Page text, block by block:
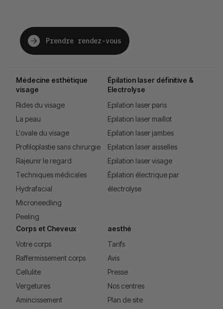
Prendre rendez-vous
Médecine esthétique
visage
Rides du visage
La peau
L'ovale du visage
Profiloplastie sans chirurgie
Rajeunir le regard
Techniques médicales
Hydrafacial
Microneedling
Peeling
Épilation laser définitive &
Electrolyse
Epilation laser paris
Epilation laser maillot
Epilation laser jambes
Epilation laser aisselles
Epilation laser visage
Épilation électrique par
électrolyse
Corps et Cheveux
Votre corps
Raffermissement corps
Cellulite
Vergetures
Amincissement
aesthé
Tarifs
Avis
Presse
Nos centres
Plan de site